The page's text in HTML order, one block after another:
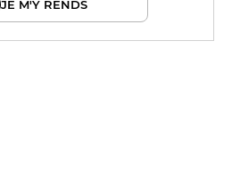
JE M'Y RENDS